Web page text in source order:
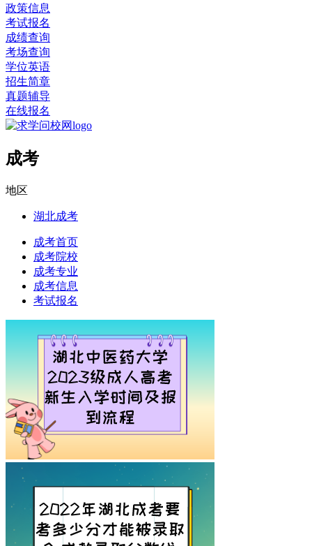
政策信息
考试报名
成绩查询
考场查询
学位英语
招生简章
真题辅导
在线报名
成考
地区
湖北成考
成考首页
成考院校
成考专业
成考信息
考试报名